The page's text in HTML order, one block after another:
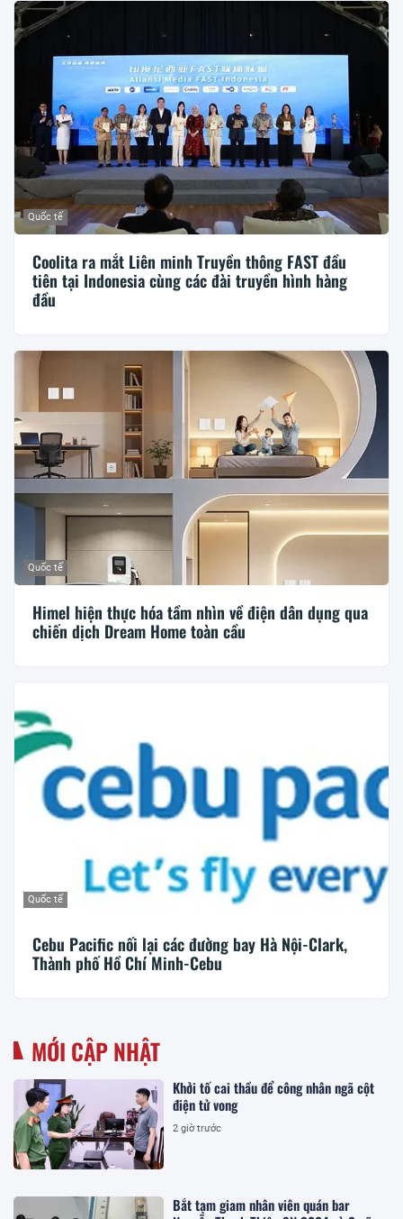
Quốc tế
Coolita ra mắt Liên minh Truyền thông FAST đầu
tiên tại Indonesia cùng các đài truyền hình hàng
đầu
Quốc tế
Himel hiện thực hóa tầm nhìn về điện dân dụng qua
chiến dịch Dream Home toàn cầu
Quốc tế
Cebu Pacific nối lại các đường bay Hà Nội-Clark,
Thành phố Hồ Chí Minh-Cebu
MỚI CẬP NHẬT
Khởi tố cai thầu để công nhân ngã cột
điện tử vong
2 giờ trước
Bắt tạm giam nhân viên quán bar